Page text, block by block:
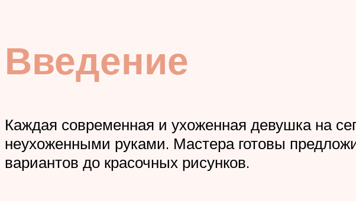
Введение
Каждая современная и ухоженная девушка на
неухоженными руками. Мастера готовы
вариантов до красочных рисунков.